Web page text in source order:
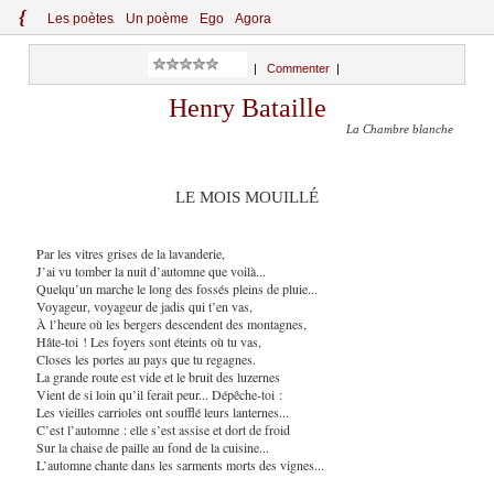
{ Les poètes Un poème Ego Agora
Commenter
Henry Bataille
La Chambre blanche
LE MOIS MOUILLÉ
Par les vitres grises de la lavanderie,
J’ai vu tomber la nuit d’automne que voilà...
Quelqu’un marche le long des fossés pleins de pluie...
Voyageur, voyageur de jadis qui t’en vas,
À l’heure où les bergers descendent des montagnes,
Hâte-toi ! Les foyers sont éteints où tu vas,
Closes les portes au pays que tu regagnes.
La grande route est vide et le bruit des luzernes
Vient de si loin qu’il ferait peur... Dépêche-toi :
Les vieilles carrioles ont soufflé leurs lanternes...
C’est l’automne : elle s’est assise et dort de froid
Sur la chaise de paille au fond de la cuisine...
L’automne chante dans les sarments morts des vignes...